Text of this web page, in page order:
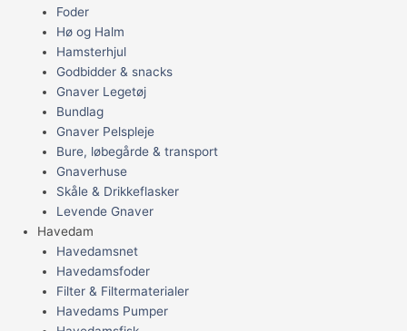
Foder
Hø og Halm
Hamsterhjul
Godbidder & snacks
Gnaver Legetøj
Bundlag
Gnaver Pelspleje
Bure, løbegårde & transport
Gnaverhuse
Skåle & Drikkeflasker
Levende Gnaver
Havedam
Havedamsnet
Havedamsfoder
Filter & Filtermaterialer
Havedams Pumper